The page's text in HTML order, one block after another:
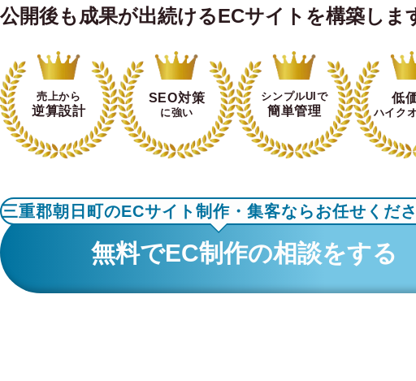
公開後も成果が出続けるECサイトを構築しま
売上から
逆算設計
SEO対策
に強い
シンプルUIで
簡単管理
低
ハイク
三重郡朝日町のECサイト制作・集客ならお任せくだ
無料でEC制作の相談をする